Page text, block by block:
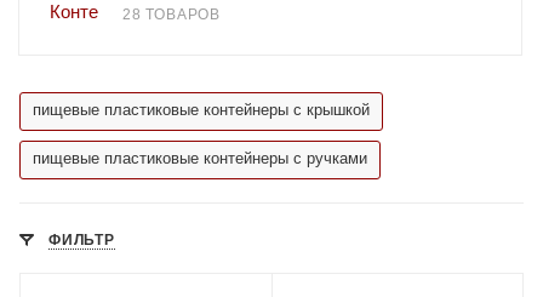
28 ТОВАРОВ
пищевые пластиковые контейнеры с крышкой
пищевые пластиковые контейнеры с ручками
ФИЛЬТР